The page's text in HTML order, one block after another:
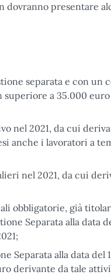
dovranno presentare
separata e con un
superiore a 35.000
nel 2021, da cui
anche i lavoratori a
nel 2021, da cui
obbligatorie, già
Separata alla data
Separata alla data del
derivante da tale